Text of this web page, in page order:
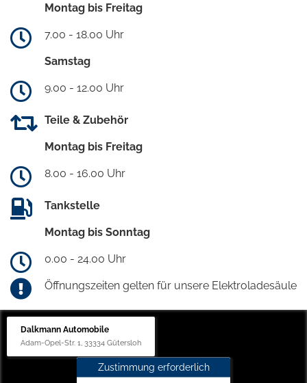
Montag bis Freitag
7.00 - 18.00 Uhr
Samstag
9.00 - 12.00 Uhr
Teile & Zubehör
Montag bis Freitag
8.00 - 16.00 Uhr
Tankstelle
Montag bis Sonntag
0.00 - 24.00 Uhr
Öffnungszeiten gelten für unsere Elektroladesäule
Dalkmann Automobile
Adam-Opel-Str. 1, 33334 Gütersloh
Zustimmung erforderlich